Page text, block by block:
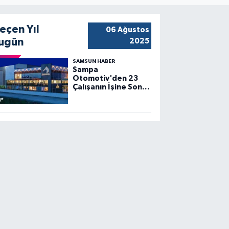
Yıl
06 Ağustos
2025
SAMSUN HABER
Sampa
Otomotiv'den 23
Çalışanın İşine Son